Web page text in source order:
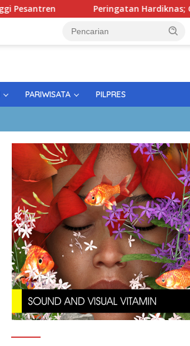
Peringatan Hardiknas; Gubernur
PARIWISATA PILPRES